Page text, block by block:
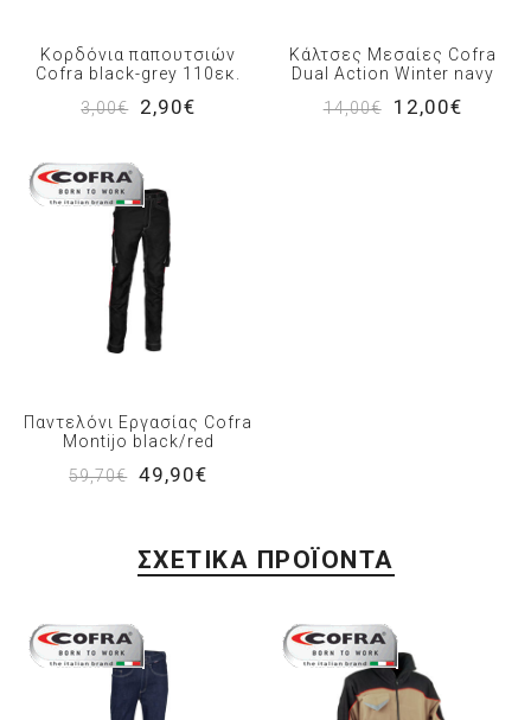
Κορδόνια παπουτσιών
Cofra black-grey 110εκ.
3,00€
2,90€
Κάλτσες Μεσαίες Cofra
Dual Action Winter navy
14,00€
12,00€
Παντελόνι Εργασίας Cofra
Montijo black/red
59,70€
49,90€
ΣΧΕΤΙΚΆ ΠΡΟΪΌΝΤΑ